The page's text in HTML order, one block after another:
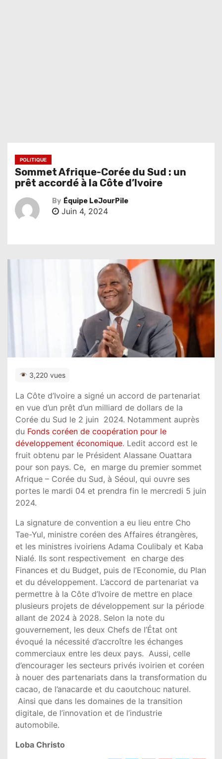
POLITIQUE
Sommet Afrique-Corée du Sud : un
prêt accordé à la Côte d’Ivoire
By Équipe LeJourPile
Juin 4, 2024
3,220 vues
La Côte d’Ivoire a signé un accord de partenariat
en vue d’un prêt d’un milliard de dollars de la
Corée du Sud le 2 juin 2024. Notamment auprès
du Fonds coréen de coopération pour le
développement économique. Ledit accord est le
fruit obtenu par le Président Alassane Ouattara
pour son pays. Ce, en marge du premier sommet
Afrique – Corée du Sud, à Séoul, qui ouvre ses
portes le mardi 04 et prendra fin le mercredi 5 juin
2024.
La signature de convention a eu lieu entre Cho
Tae-Yul, ministre coréen des Affaires étrangères,
et les ministres ivoiriens Adama Coulibaly et Kaba
Nialé. Ils sont respectivement en charge des
Finances et du Budget, puis de l’Economie, du Plan
et du développement. L’accord de partenariat va
permettre à la Côte d’Ivoire de mettre en place
plusieurs projets de développement sur la période
allant de 2024 à 2028. Selon la note du
gouvernement, les deux Chefs de l’État ont
évoqué la nécessité d’accroître les échanges
commerciaux entre les deux pays. Aussi, celle
d’encourager les secteurs privés ivoirien et coréen
à nouer des partenariats dans la transformation du
cacao, de l’anacarde et du caoutchouc naturel.
Ainsi que dans les domaines de la transition
digitale, de l’innovation et de l’industrie
automobile.
Loba Christo